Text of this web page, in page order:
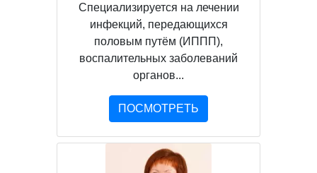
Специализируется на лечении
инфекций, передающихся
половым путём (ИППП),
воспалительных заболеваний
органов...
ПОСМОТРЕТЬ